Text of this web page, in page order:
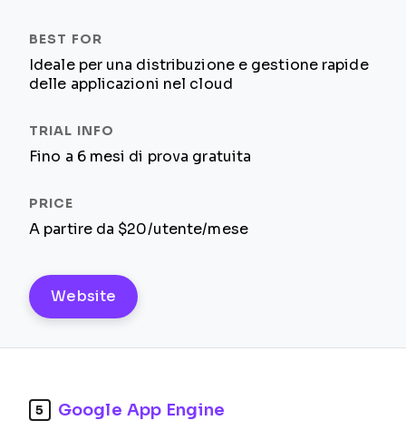
Ideale per una distribuzione e gestione rapide
delle applicazioni nel cloud
Fino a 6 mesi di prova gratuita
A partire da $20/utente/mese
Website
5 Google App Engine